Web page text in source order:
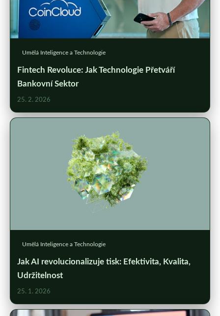
Umělá Inteligence a Technologie
Fintech Revoluce: Jak Technologie Přetváří
Bankovní Sektor
25. 2. 2026
Umělá Inteligence a Technologie
Jak AI revolucionalizuje tisk: Efektivita, Kvalita,
Udržitelnost
25. 1. 2026